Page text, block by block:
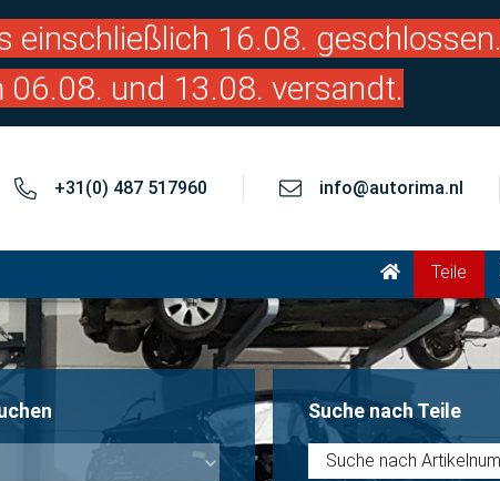
einschließlich 16.08. geschlossen.
und 13.08. versandt.
+31(0) 487 517960 info@autorima.nl
Teile
Suche nach Teile